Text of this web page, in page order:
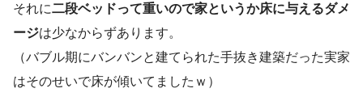
それに二段ベッドって重いので家というか床に与えるダメ
ージは少なからずあります。
（バブル期にバンバンと建てられた手抜き建築だった実家
はそのせいで床が傾いてましたｗ）